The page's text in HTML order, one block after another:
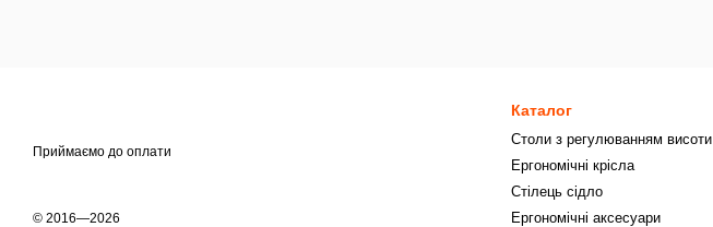
Приймаємо до оплати
© 2016—2026
Каталог
Столи з регулюванням висоти
Ергономічні крісла
Стілець сідло
Ергономічні аксесуари